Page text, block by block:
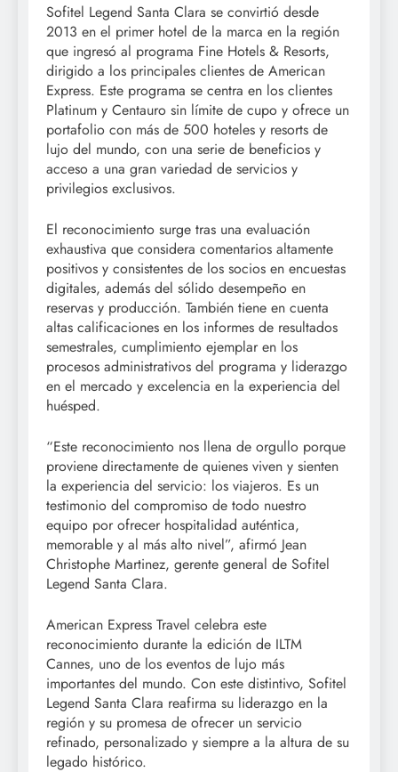
Sofitel Legend Santa Clara se convirtió desde
2013 en el primer hotel de la marca en la región
que ingresó al programa Fine Hotels & Resorts,
dirigido a los principales clientes de American
Express. Este programa se centra en los clientes
Platinum y Centauro sin límite de cupo y ofrece un
portafolio con más de 500 hoteles y resorts de
lujo del mundo, con una serie de beneficios y
acceso a una gran variedad de servicios y
privilegios exclusivos.
El reconocimiento surge tras una evaluación
exhaustiva que considera comentarios altamente
positivos y consistentes de los socios en encuestas
digitales, además del sólido desempeño en
reservas y producción. También tiene en cuenta
altas calificaciones en los informes de resultados
semestrales, cumplimiento ejemplar en los
procesos administrativos del programa y liderazgo
en el mercado y excelencia en la experiencia del
huésped.
“Este reconocimiento nos llena de orgullo porque
proviene directamente de quienes viven y sienten
la experiencia del servicio: los viajeros. Es un
testimonio del compromiso de todo nuestro
equipo por ofrecer hospitalidad auténtica,
memorable y al más alto nivel”, afirmó Jean
Christophe Martinez, gerente general de Sofitel
Legend Santa Clara.
American Express Travel celebra este
reconocimiento durante la edición de ILTM
Cannes, uno de los eventos de lujo más
importantes del mundo. Con este distintivo, Sofitel
Legend Santa Clara reafirma su liderazgo en la
región y su promesa de ofrecer un servicio
refinado, personalizado y siempre a la altura de su
legado histórico.